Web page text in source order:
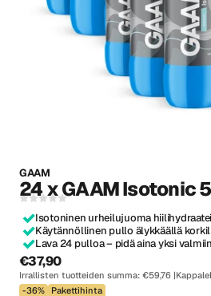
GAAM
24 x GAAM Isotonic
Isotoninen urheilujuoma
Käytännöllinen pullo älykkäällä
Lava 24 pulloa – pidä aina yksi
€37,90
Irrallisten tuotteiden summa: €59,76
-36%
Pakettihinta